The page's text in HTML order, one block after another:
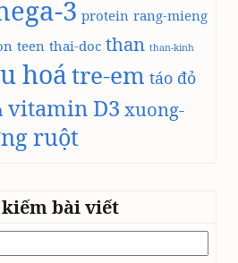
C
M
Ỗ
I
N
À
Ể
T
Ă
N
3 protein rang-mieng
teen thai-doc than than-kinh
hoátre-em táo đỏ
vitamin D3 xuong-
ruột
bài viết